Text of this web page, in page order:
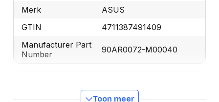
Merk
ASUS
GTIN
4711387491409
Manufacturer Part
Number
90AR0072-M00040
Toon meer